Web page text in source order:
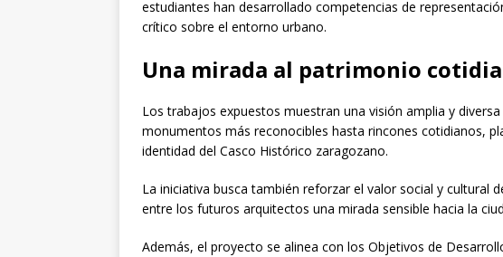
estudiantes han desarrollado competencias de
crítico sobre el entorno urbano.
Una mirada al patrimonio
Los trabajos expuestos muestran una visión amplia y
monumentos más reconocibles hasta rincones cotidianos,
identidad del Casco Histórico zaragozano.
La iniciativa busca también reforzar el valor social y cultural
entre los futuros arquitectos una mirada sensible hacia la
Además, el proyecto se alinea con los Objetivos de